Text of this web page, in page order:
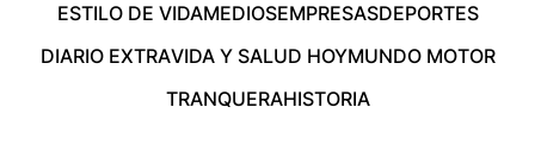
ESTILO DE VIDAMEDIOSEMPRESASDEPORTES
DIARIO EXTRAVIDA Y SALUD HOYMUNDO MOTOR
TRANQUERAHISTORIA